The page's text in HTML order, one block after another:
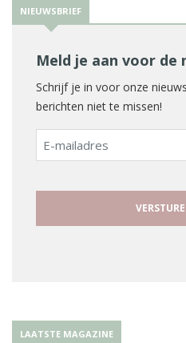
NIEUWSBRIEF
Meld je aan voor de
Schrijf je in voor onze
berichten niet te missen!
E-
mailadres
LAATSTE MAGAZINE